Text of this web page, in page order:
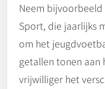
Neem
Sport, die jaarlijks
om het
getallen tonen aan
vrijwilliger het